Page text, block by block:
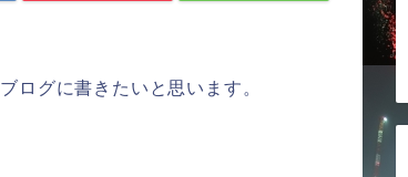
ログに書きたいと思います。